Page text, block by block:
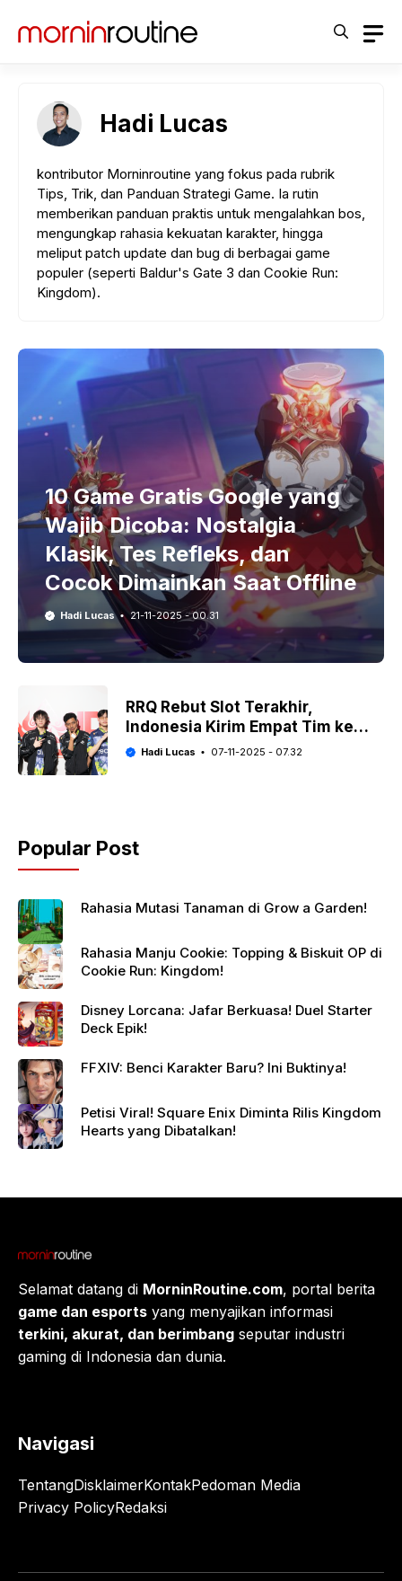
Hadi Lucas
kontributor Morninroutine yang fokus pada rubrik
Tips, Trik, dan Panduan Strategi Game. Ia rutin
memberikan panduan praktis untuk mengalahkan bos,
mengungkap rahasia kekuatan karakter, hingga
meliput patch update dan bug di berbagai game
populer (seperti Baldur's Gate 3 dan Cookie Run:
Kingdom).
10 Game Gratis Google yang
Wajib Dicoba: Nostalgia
Klasik, Tes Refleks, dan
Cocok Dimainkan Saat Offline
Hadi Lucas 21-11-2025 - 00.31
RRQ Rebut Slot Terakhir,
Indonesia Kirim Empat Tim ke
Kejuaraan Dunia Honor of Kings
Hadi Lucas 07-11-2025 - 07.32
Popular Post
Rahasia Mutasi Tanaman di Grow a Garden!
Rahasia Manju Cookie: Topping & Biskuit OP di
Cookie Run: Kingdom!
Disney Lorcana: Jafar Berkuasa! Duel Starter
Deck Epik!
FFXIV: Benci Karakter Baru? Ini Buktinya!
Petisi Viral! Square Enix Diminta Rilis Kingdom
Hearts yang Dibatalkan!
Selamat datang di MorninRoutine.com, portal berita
game dan esports yang menyajikan informasi
terkini, akurat, dan berimbang seputar industri
gaming di Indonesia dan dunia.
Navigasi
TentangDisklaimerKontakPedoman Media
Privacy PolicyRedaksi